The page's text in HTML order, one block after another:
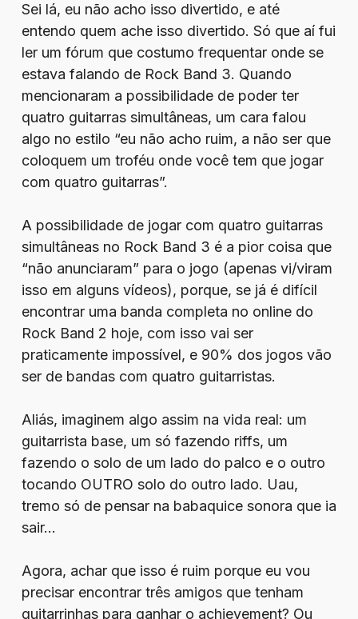
Sei lá, eu não acho isso divertido, e até
entendo quem ache isso divertido. Só que aí fui
ler um fórum que costumo frequentar onde se
estava falando de Rock Band 3. Quando
mencionaram a possibilidade de poder ter
quatro guitarras simultâneas, um cara falou
algo no estilo “eu não acho ruim, a não ser que
coloquem um troféu onde você tem que jogar
com quatro guitarras”.
A possibilidade de jogar com quatro guitarras
simultâneas no Rock Band 3 é a pior coisa que
“não anunciaram” para o jogo (apenas vi/viram
isso em alguns vídeos), porque, se já é difícil
encontrar uma banda completa no online do
Rock Band 2 hoje, com isso vai ser
praticamente impossível, e 90% dos jogos vão
ser de bandas com quatro guitarristas.
Aliás, imaginem algo assim na vida real: um
guitarrista base, um só fazendo riffs, um
fazendo o solo de um lado do palco e o outro
tocando OUTRO solo do outro lado. Uau,
tremo só de pensar na babaquice sonora que ia
sair…
Agora, achar que isso é ruim porque eu vou
precisar encontrar três amigos que tenham
guitarrinhas para ganhar o achievement? Ou